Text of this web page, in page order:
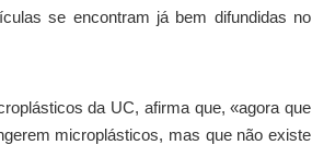
se encontram já bem difundidas no
da UC, afirma que, «agora que
microplásticos, mas que não existe